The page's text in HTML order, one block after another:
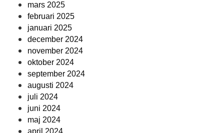
mars 2025
februari 2025
januari 2025
december 2024
november 2024
oktober 2024
september 2024
augusti 2024
juli 2024
juni 2024
maj 2024